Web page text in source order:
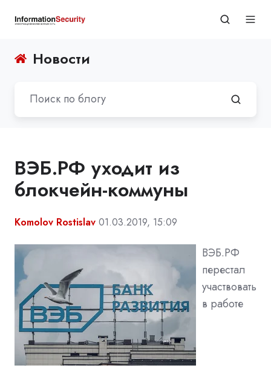
Новости
ВЭБ.РФ уходит из
блокчейн-коммуны
Komolov Rostislav 01.03.2019, 15:09
ВЭБ.РФ
перестал
участвовать
в работе